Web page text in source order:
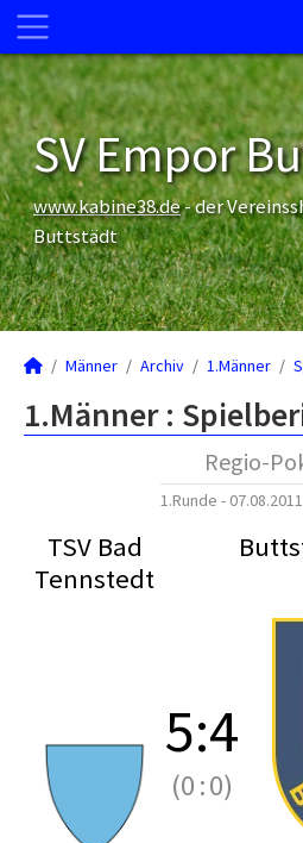
SV Empor
www.kabine38.de- der
Buttstädt
Männer Archiv 1.Männer
1.Männer :
Regio-
1.Runde - 07.08.2011
TSV Bad
Tennstedt
5:4
(0:0)